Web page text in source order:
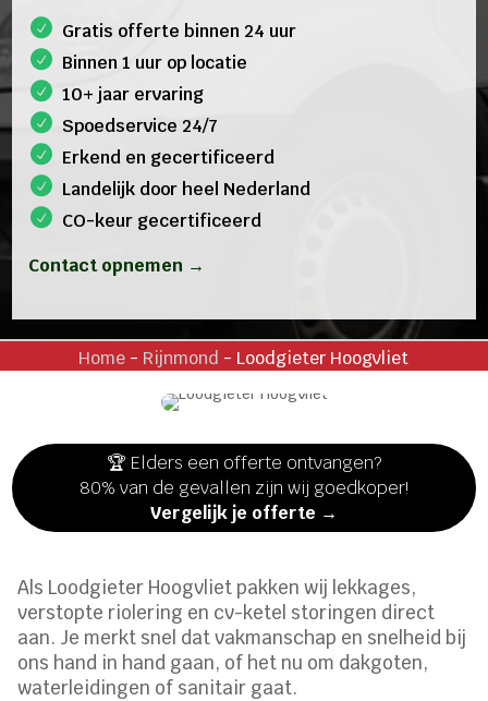
Gratis offerte binnen 24 uur
Binnen 1 uur op locatie
10+ jaar ervaring
Spoedservice 24/7
Erkend en gecertificeerd
Landelijk door heel Nederland
CO-keur gecertificeerd
Contact opnemen →
Home - Rijnmond - Loodgieter Hoogvliet
🏆 Elders een offerte ontvangen?
80% van de gevallen zijn wij goedkoper!
Vergelijk je offerte →
Als Loodgieter Hoogvliet pakken wij lekkages,
verstopte riolering en cv-ketel storingen direct
aan. Je merkt snel dat vakmanschap en snelheid bij
ons hand in hand gaan, of het nu om dakgoten,
waterleidingen of sanitair gaat.